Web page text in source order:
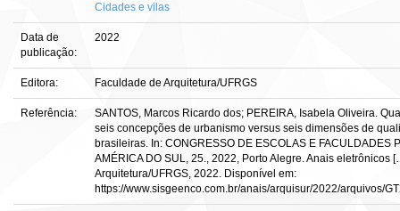
Cidades e vilas
Data de
publicação:
2022
Editora: Faculdade de Arquitetura/UFRGS
Referência:
SANTOS, Marcos Ricardo dos; PEREIRA, Isabela Oliveira.
seis concepções de urbanismo versus seis dimensões de
brasileiras. In: CONGRESSO DE ESCOLAS E FACULDADES
AMÉRICA DO SUL, 25., 2022, Porto Alegre. Anais eletrônicos
Arquitetura/UFRGS, 2022. Disponível em:
https://www.sisgeenco.com.br/anais/arquisur/2022/arquivos/